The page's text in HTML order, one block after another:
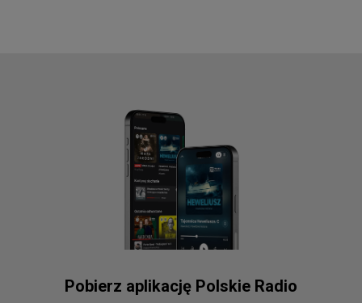
Pobierz aplikację Polskie Radio